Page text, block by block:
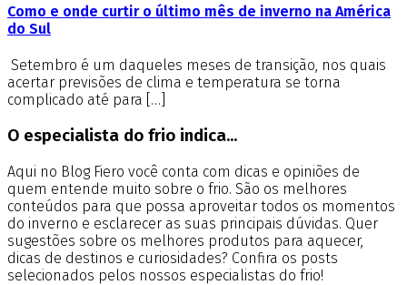
Como e onde curtir o último mês de inverno na América
do Sul
Setembro é um daqueles meses de transição, nos quais
acertar previsões de clima e temperatura se torna
complicado até para […]
O especialista do frio indica...
Aqui no Blog Fiero você conta com dicas e opiniões de
quem entende muito sobre o frio. São os melhores
conteúdos para que possa aproveitar todos os momentos
do inverno e esclarecer as suas principais dúvidas. Quer
sugestões sobre os melhores produtos para aquecer,
dicas de destinos e curiosidades? Confira os posts
selecionados pelos nossos especialistas do frio!